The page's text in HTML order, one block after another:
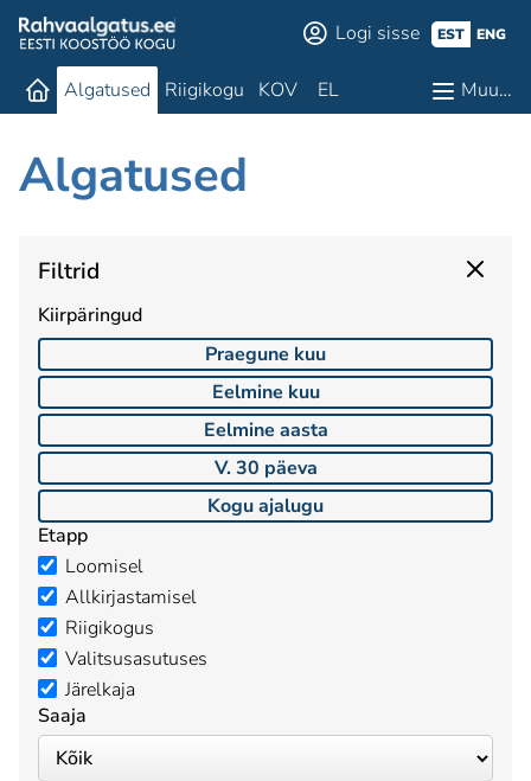
Logi sisse EST ENG
Algatused Riigikogu KOV EL Muu…
Algatused
Filtrid
Kiirpäringud
Praegune kuu
Eelmine kuu
Eelmine aasta
V. 30 päeva
Kogu ajalugu
Etapp
Loomisel
Allkirjastamisel
Riigikogus
Valitsusasutuses
Järelkaja
Saaja